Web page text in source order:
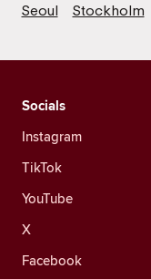
Seoul
Stockholm
Socials
Instagram
TikTok
YouTube
X
Facebook